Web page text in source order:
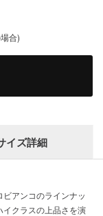
合)
イズ詳細
アンコのラインナッ
クラスの上品さを演